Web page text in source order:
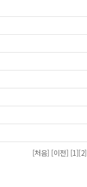
[처음] [이전] [1][2]